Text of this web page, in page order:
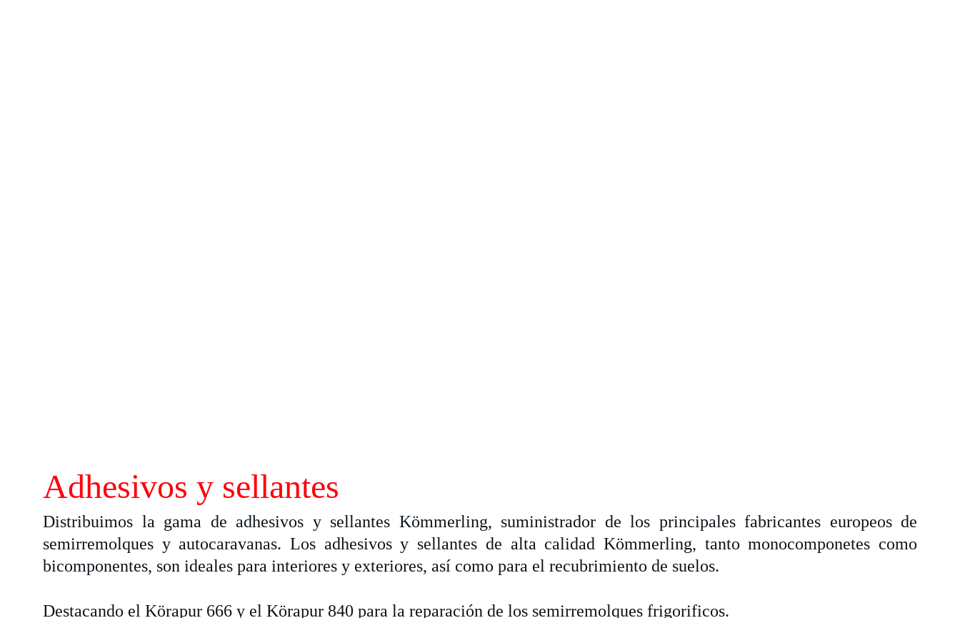
Adhesivos y sellantes
Distribuimos la gama de adhesivos y sellantes Kömmerling, suministrador de los principales fabricantes europeos de
semirremolques y autocaravanas. Los adhesivos y sellantes de alta calidad Kömmerling, tanto monocomponetes como
bicomponentes, son ideales para interiores y exteriores, así como para el recubrimiento de suelos.
Destacando el Körapur 666 y el Körapur 840 para la reparación de los semirremolques frigorificos.